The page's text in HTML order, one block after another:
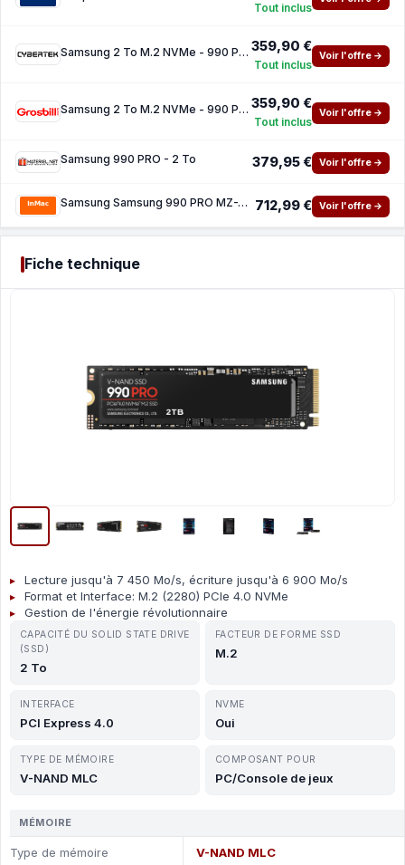
Tout inclus
Samsung 2 To M.2 NVMe - 990 PRO 359,90 €
Tout inclus
Voir l'offre →
Samsung 2 To M.2 NVMe - 990 PRO 359,90 €
Tout inclus
Voir l'offre →
Samsung 990 PRO - 2 To 379,95 € Voir l'offre →
Samsung Samsung 990 PRO MZ-V9P2T0BW - SSD - 2 To - PCIe 4.0 x4 (NVMe) 712,99 € Voir l'offre →
Fiche technique
Lecture jusqu'à 7 450 Mo/s, écriture jusqu'à 6 900 Mo/s
Format et Interface: M.2 (2280) PCIe 4.0 NVMe
Gestion de l'énergie révolutionnaire
CAPACITÉ DU SOLID STATE DRIVE
(SSD)
2 To
FACTEUR DE FORME SSD
M.2
INTERFACE
PCI Express 4.0
NVME
Oui
TYPE DE MÉMOIRE
V-NAND MLC
COMPOSANT POUR
PC/Console de jeux
MÉMOIRE
Type de mémoire V-NAND MLC